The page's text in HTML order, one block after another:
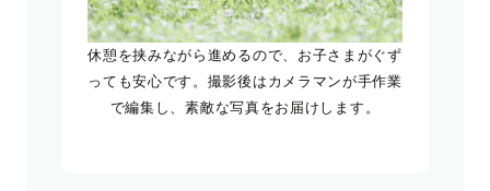
休憩を挟みながら進めるので、お子さまがぐず
っても安心です。撮影後はカメラマンが手作業
で編集し、素敵な写真をお届けします。